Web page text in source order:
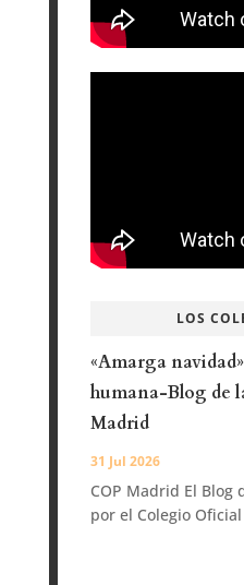
LOS
«Amarga
humana-Blog de
Madrid
31 Jul 2026
COP Madrid El Blog
por el Colegio